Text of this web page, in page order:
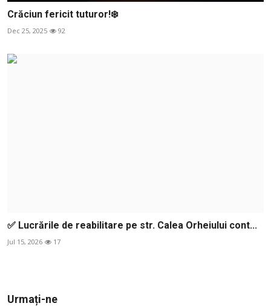
Crăciun fericit tuturor!❄️
Dec 25, 2025 92
✅ Lucrările de reabilitare pe str. Calea Orheiului cont...
Jul 15, 2026 17
Urmați-ne